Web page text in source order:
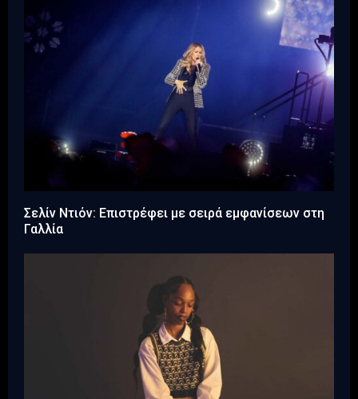
Σελίν Ντιόν: Επιστρέφει με σειρά εμφανίσεων στη
Γαλλία